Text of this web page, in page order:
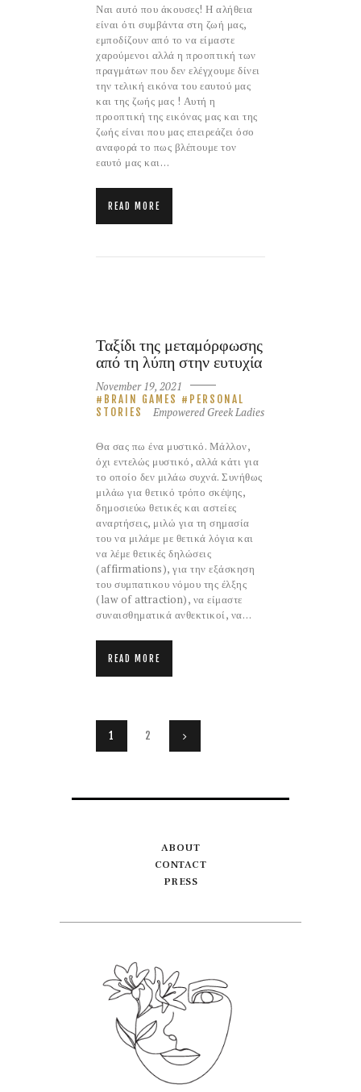
Ναι αυτό που άκουσες! Η αλήθεια
είναι ότι συμβάντα στη ζωή μας,
εμποδίζουν από το να είμαστε
χαρούμενοι αλλά η προοπτική των
πραγμάτων που δεν ελέγχουμε δίνει
την τελική εικόνα του εαυτού μας
και της ζωής μας ! Αυτή η
προοπτική της εικόνας μας και της
ζωής είναι που μας επειρεάζει όσο
αναφορά το πως βλέπουμε τον
εαυτό μας και…
READ MORE
Ταξίδι της μεταμόρφωσης
από τη λύπη στην ευτυχία
November 19, 2021
BRAIN GAMES
PERSONAL
STORIES
Empowered Greek Ladies
Θα σας πω ένα μυστικό. Μάλλον,
όχι εντελώς μυστικό, αλλά κάτι για
το οποίο δεν μιλάω συχνά. Συνήθως
μιλάω για θετικό τρόπο σκέψης,
δημοσιεύω θετικές και αστείες
αναρτήσεις, μιλώ για τη σημασία
του να μιλάμε με θετικά λόγια και
να λέμε θετικές δηλώσεις
(affirmations), για την εξάσκηση
του συμπατικου νόμου της έλξης
(law of attraction), να είμαστε
συναισθηματικά ανθεκτικοί, να…
READ MORE
Posts
pagination
PAGE
1 PAGE
2
ABOUT
CONTACT
PRESS